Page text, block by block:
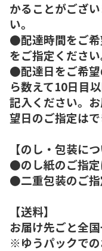
かることがござ
い。
●配達時間をご希
をご指定ください
●配達日をご希
ら数えて10日目
記入ください。
望日のご指定はで
【のし・包装につ
●のし紙のご指定
●二重包装のご指
【送料】
お届け先ごと全国
※ゆうパックでの